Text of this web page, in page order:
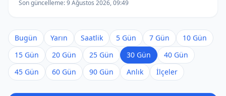
Son güncelleme:9 Ağustos 2026, 09:49
Bugün Yarın Saatlik 5 Gün 7 Gün
10 Gün
15 Gün
20 Gün 25 Gün 30 Gün
40 Gün
45 Gün
60 Gün 90 Gün Anlık İlçeler